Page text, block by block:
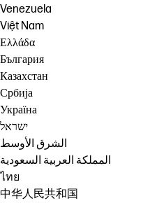
Venezuela
Việt Nam
Ελλάδα
България
Казахстан
Србија
Україна
ישראל
الشرق الأوسط
المملكة العربية السعودية
ไทย
中华人民共和国